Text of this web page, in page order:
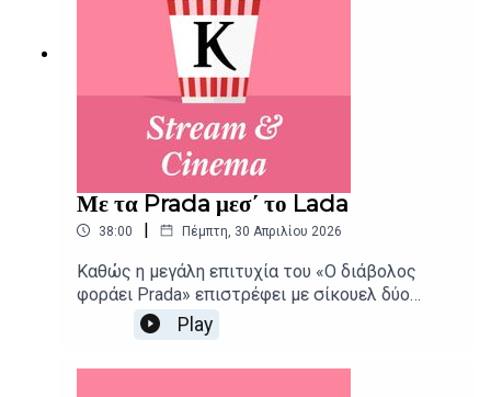
Με τα Prada μεσ΄ το Lada
38:00 | Πέμπτη, 30 Απριλίου 2026
Καθώς η μεγάλη επιτυχία του «Ο διάβολος
φοράει Prada» επιστρέφει με σίκουελ δύο
δεκαετίες αργότερα, ένας πατέρας ξεκινάει
ένα συγκινητικό road trip αυτογνωσίας παρέα
με τα δυο μικρά παιδιά του, στις νέες ταινίες
Play